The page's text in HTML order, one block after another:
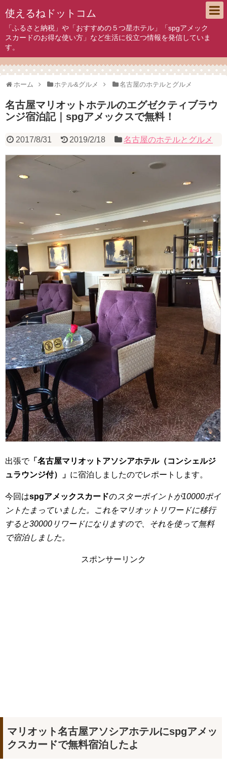
使えるねドットコム
「ふるさと納税」や「おすすめの５つ星ホテル」「spgアメック
スカードのお得な使い方」など生活に役立つ情報を発信していま
す。
ホーム ホテル&グルメ 名古屋のホテルとグルメ
名古屋マリオットホテルのエグゼクティブラウ
ンジ宿泊記｜spgアメックスで無料！
2017/8/31 2019/2/18 名古屋のホテルとグルメ
出張で「名古屋マリオットアソシアホテル（コンシェルジ
ュラウンジ付）」 に宿泊しましたのでレポートします。
今回はspgアメックスカードの スターポイントが10000ポイ
ントたまっていました。これをマリオットリワードに移行
すると30000リワードになりますので、それを使って無料
で宿泊しました。
スポンサーリンク
マリオット名古屋アソシアホテルにspgアメッ
クスカードで無料宿泊したよ